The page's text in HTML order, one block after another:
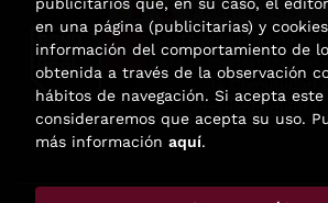
Esta actividad ha
para la modernización
la Comunidad
correspondiente
en una página (publicitarias) y
información del comportamiento de
obtenida a través de la observación
hábitos de navegación. Si acepta este
consideraremos que acepta su uso.
más información aquí.